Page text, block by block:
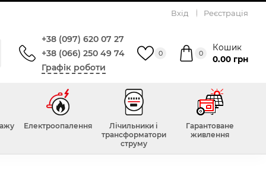
Вхід Реєстрація
+38 (097) 620 07 27
+38 (066) 250 49 74
Графік роботи
0 0
Кошик
0.00 грн
Електроопалення
Лічильники і
трансформатори
струму
Гарантоване
живлення